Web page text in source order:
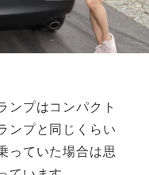
ンプはコンパクト
ンプと同じくらい
っていた場合は思